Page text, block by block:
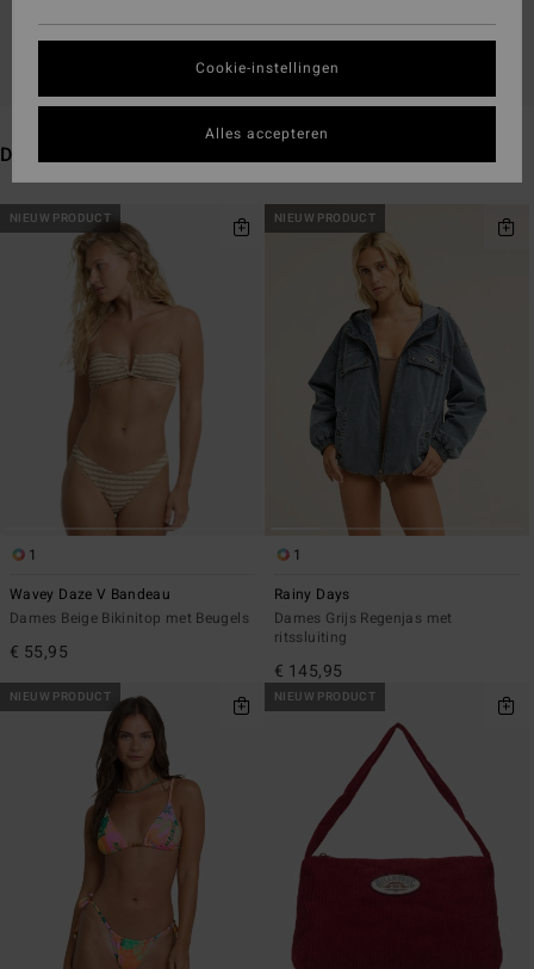
Blijf in de buurt, de producten zijn binnenkort
Dit vind je misschien ook leuk
Overslaan
naar
zoekfiltercriteria
Ga
naar
NIEUW PRODUCT
1
Wavey Daze V Bandeau
Dames Beige Bikinitop met Beugels
€ 55,95
NIEUW PRODUCT
1
Rainy Days
Dames Grijs Regenjas met
ritssluiting
€ 145,95
NIEUW PRODUCT NIEUW PRODUCT
Cookie-instellingen
Alles accepteren